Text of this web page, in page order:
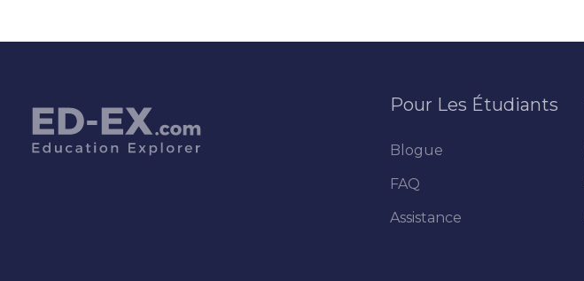
Histoire
Informatique et Sciences de
Pour Les Étudiants
Blogue
FAQ
Assistance